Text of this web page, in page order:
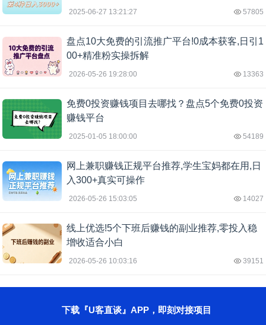
2025-06-27 13:21:27 57805
盘点10大免费的引流推广平台!0成本获客,日引1
00+精准粉实操拆解
2026-05-26 19:28:00 13363
免费0投资赚钱项目去哪找？盘点5个免费0投资
赚钱平台
2025-01-05 18:00:00 54189
网上兼职赚钱正规平台推荐,学生宝妈都在用,日
入300+真实可操作
2026-05-26 15:03:05 14027
线上优选!5个下班后赚钱的副业推荐,零投入稳
增收适合小白
2026-05-26 10:03:16 39151
下载『U客直谈』APP，即刻对接项目